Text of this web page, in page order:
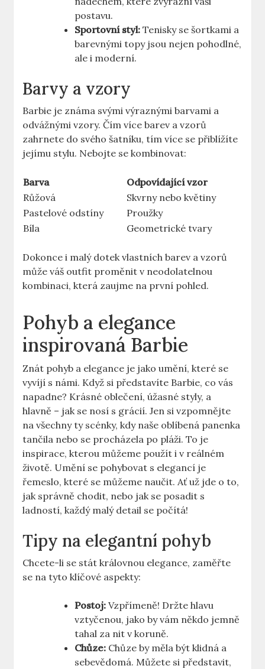
postavu.
Sportovní styl: Tenisky se šortkami a
barevnými topy jsou nejen pohodlné,
ale i moderní.
Barvy a vzory
Barbie je známa svými výraznými barvami a
odvážnými vzory. Čím více barev a vzorů
zahrnete do svého šatníku, tím více se přiblížíte
jejímu stylu. Nebojte se kombinovat:
Barva
Odpovídající vzor
Růžová
Skvrny nebo květiny
Pastelové odstíny
Proužky
Bíla
Geometrické tvary
Dokonce i malý dotek vlastních barev a vzorů
může váš outfit proměnit v neodolatelnou
kombinaci, která zaujme na první pohled.
Pohyb a elegance
inspirovaná Barbie
Znát pohyb a elegance je jako umění, které se
vyvíjí s námi. Když si představíte Barbie, co vás
napadne? Krásné oblečení, úžasné styly, a
hlavně – jak se nosí s grácií. Jen si vzpomnějte
na všechny ty scénky, kdy naše oblíbená panenka
tančila nebo se procházela po pláži. To je
inspirace, kterou můžeme použít i v reálném
životě. Umění se pohybovat s elegancí je
řemeslo, které se můžeme naučit. Ať už jde o to,
jak správně chodit, nebo jak se posadit s
ladností, každý malý detail se počítá!
Tipy na elegantní pohyb
Chcete-li se stát královnou elegance, zaměřte
se na tyto klíčové aspekty:
Postoj: Vzpřímeně! Držte hlavu
vztyčenou, jako by vám někdo jemně
tahal za nit v koruně.
Chůze: Chůze by měla být klidná a
sebevědomá. Můžete si představit,